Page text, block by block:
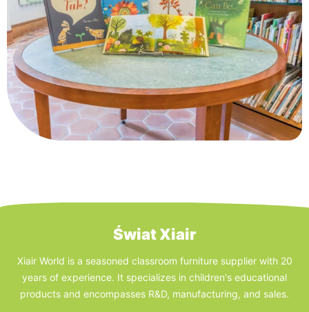
Świat Xiair
Xiair World is a seasoned classroom furniture supplier with 20
years of experience. It specializes in children's educational
products and encompasses R&D, manufacturing, and sales.